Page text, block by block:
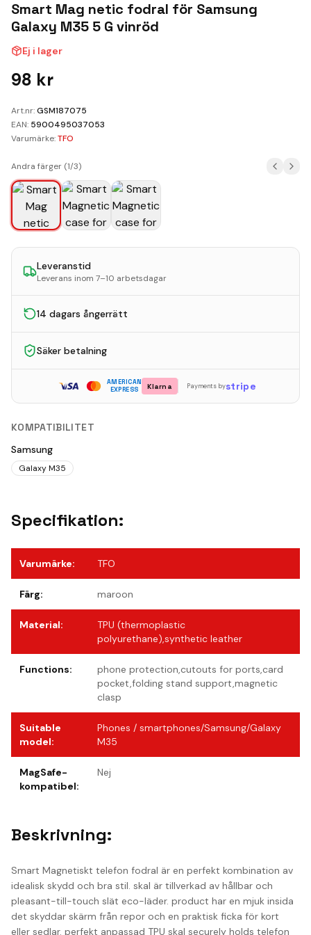
Kundvagn
Boka Reparation
Smart Mag netic fodral för Samsung
Galaxy M35 5 G vinröd
Ej i lager
98 kr
Art.nr:GSM187075
EAN: 5900495037053
Varumärke:TFO
Andra färger (1/3)
Leveranstid
Leverans inom 7–10 arbetsdagar
14 dagars ångerrätt
Säker betalning
AMERICAN
EXPRESS
Klarna Payments bystripe
KOMPATIBILITET
Samsung
Galaxy M35
Specifikation:
Varumärke: TFO
Färg: maroon
Material:
TPU (thermoplastic
polyurethane),synthetic leather
Functions:
phone protection,cutouts for ports,card
pocket,folding stand support,magnetic
clasp
Suitable
model:
Phones / smartphones/Samsung/Galaxy
M35
MagSafe-
kompatibel:
Nej
Beskrivning:
Smart Magnetiskt telefon fodral är en perfekt kombination av
idealisk skydd och bra stil. skal är tillverkad av hållbar och
pleasant-till-touch slät eco-läder. product har en mjuk insida
det skyddar skärm från repor och en praktisk ficka för kort
eller sedlar. perfekt anpassad TPU skal securely holds telefon